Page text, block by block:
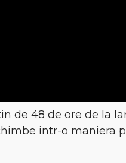
de 48 de ore de la
intr-o maniera